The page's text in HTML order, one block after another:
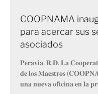
COOPNAMA
para acercar sus
asociados
𝐏𝐞𝐫𝐚𝐯𝐢𝐚, 𝐑.𝐃. 𝐋𝐚
𝐝𝐞 𝐥𝐨𝐬 𝐌𝐚𝐞𝐬𝐭𝐫𝐨𝐬
𝐮𝐧𝐚 𝐧𝐮𝐞𝐯𝐚 𝐨𝐟𝐢𝐜𝐢𝐧𝐚 𝐞𝐧 𝐥𝐚